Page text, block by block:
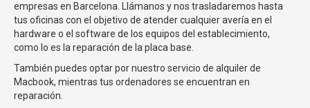
empresas en Barcelona. Llámanos y nos trasladaremos hasta
tus oficinas con el objetivo de atender cualquier avería en el
hardware o el software de los equipos del establecimiento,
como lo es la reparación de la placa base.
También puedes optar por nuestro servicio de alquiler de
Macbook, mientras tus ordenadores se encuentran en
reparación.